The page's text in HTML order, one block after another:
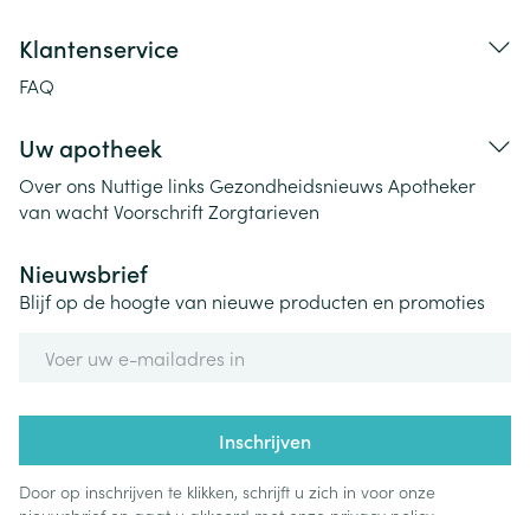
Klantenservice
FAQ
Uw apotheek
Over ons Nuttige links Gezondheidsnieuws Apotheker
van wachtVoorschriftZorgtarieven
Nieuwsbrief
Blijf op de hoogte van nieuwe producten en promoties
Inschrijven
Door op inschrijven te klikken, schrijft u zich in voor onze